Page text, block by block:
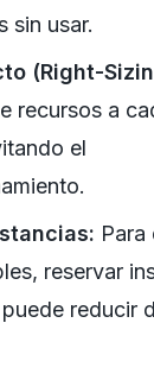
sin usar.
(Right-
recursos a
el
Para
reservar
reducir